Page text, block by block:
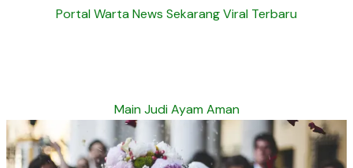
Portal Warta News Sekarang Viral Terbaru
Main Judi Ayam Aman